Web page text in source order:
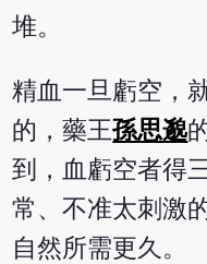
堆。
精血一旦虧空，
的，藥王孫思邈
到，血虧空者得
常、不准太刺激
自然所需更久。